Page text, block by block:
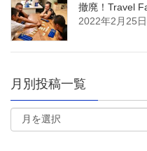
撤廃！Travel
2022年2月25日
月別投稿一覧